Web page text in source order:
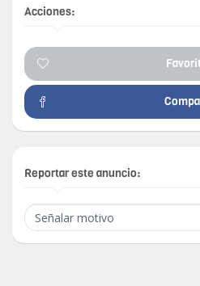
Acciones:
Reportar este anuncio: